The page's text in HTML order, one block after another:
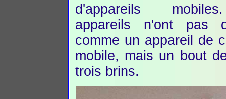
d'appareils
appareils n'ont pas
comme un appareil de
mobile, mais un bout
trois brins.